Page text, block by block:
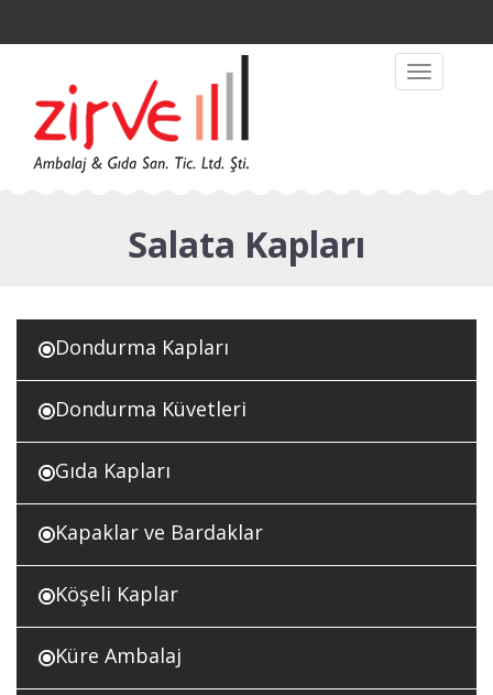
Toggle
navigation
Salata Kapları
Dondurma Kapları
Dondurma Küvetleri
Gıda Kapları
Kapaklar ve Bardaklar
Köşeli Kaplar
Küre Ambalaj